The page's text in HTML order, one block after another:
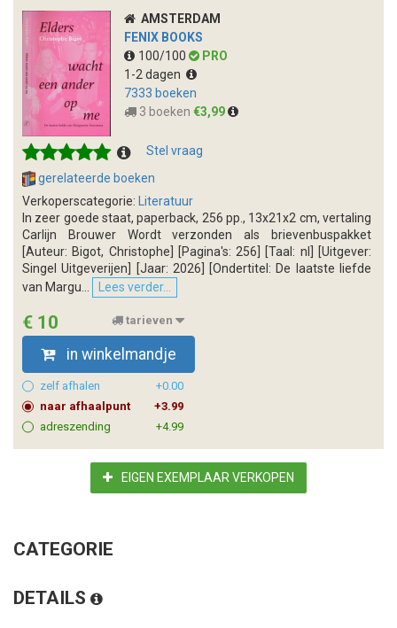
AMSTERDAM
FENIX BOOKS
100/100
PRO
1-2 dagen
7333 boeken
3 boeken €3,99
Stel vraag
gerelateerde boeken
Verkoperscategorie:
Literatuur
In zeer goede staat, paperback, 256 pp., 13x21x2 cm, vertaling
Carlijn Brouwer Wordt verzonden als brievenbuspakket
[Auteur: Bigot, Christophe] [Pagina's: 256] [Taal: nl] [Uitgever:
Singel Uitgeverijen] [Jaar: 2026] [Ondertitel: De laatste liefde
van Margu...
Lees verder...
€ 10 tarieven
in winkelmandje
zelf afhalen
+0.00
naar afhaalpunt
+3.99
adreszending
+4.99
EIGEN EXEMPLAAR VERKOPEN
CATEGORIE
DETAILS